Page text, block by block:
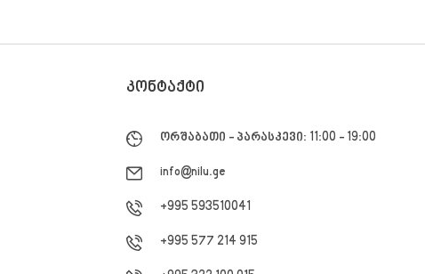
ᲙᲝᲜᲢᲐᲥᲢᲘ
ორშაბათი - პარასკევი: 11:00 - 19:00
info@nilu.ge
+995 593510041
+995 577 214 915